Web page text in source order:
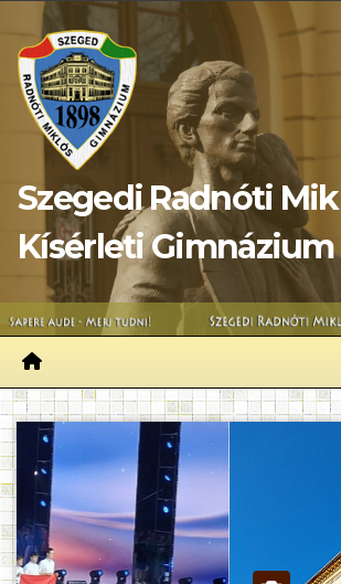
content
Szegedi Radnóti
Kísérleti Gimnázium